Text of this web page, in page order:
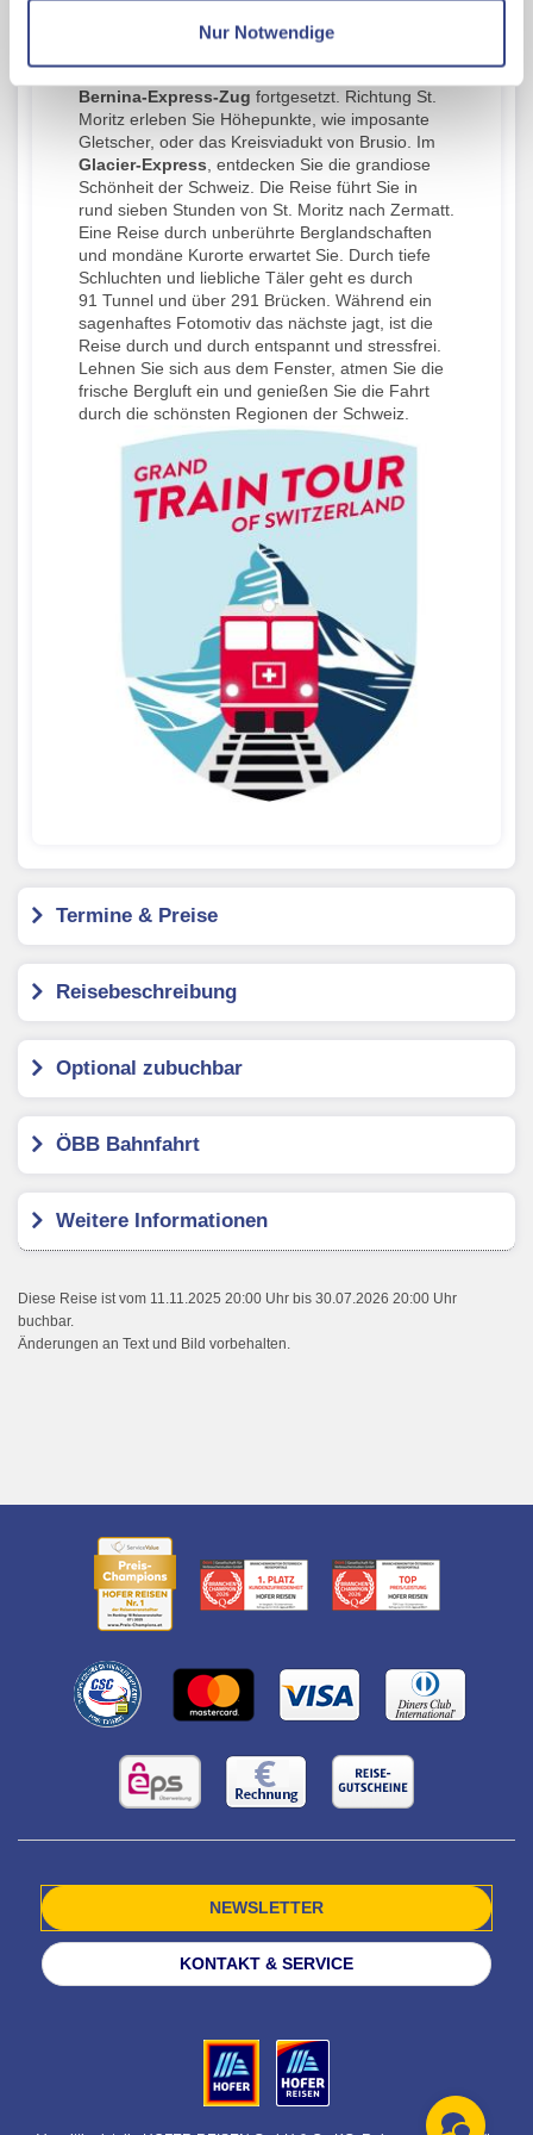
Mit Klick auf "Alles erlauben" stimmen Sie der
Verwendung der Cookies & Plugins auf unseren
Webseiten zu.
Nur Notwendige
Ihren Natur- und Kulturschätzen als UNESCO-
Welterbe eingestuft. Auch den Luganersee sowie
bestaunen können. Die Reise wird mit dem
Bernina-Express-Zug fortgesetzt. Richtung St.
Moritz erleben Sie Höhepunkte, wie imposante
Gletscher, oder das Kreisviadukt von Brusio. Im
Glacier-Express , entdecken Sie die grandiose
Schönheit der Schweiz. Die Reise führt Sie in
rund sieben Stunden von St. Moritz nach Zermatt.
Eine Reise durch unberührte Berglandschaften
und mondäne Kurorte erwartet Sie. Durch tiefe
Schluchten und liebliche Täler geht es durch
91 Tunnel und über 291 Brücken. Während ein
sagenhaftes Fotomotiv das nächste jagt, ist die
Reise durch und durch entspannt und stressfrei.
Lehnen Sie sich aus dem Fenster, atmen Sie die
frische Bergluft ein und genießen Sie die Fahrt
durch die schönsten Regionen der Schweiz.
Termine & Preise
Reisebeschreibung
Optional zubuchbar
ÖBB Bahnfahrt
Weitere Informationen
Diese Reise ist vom 11.11.2025 20:00 Uhr bis 30.07.2026 20:00 Uhr
buchbar.
Änderungen an Text und Bild vorbehalten.
NEWSLETTER
KONTAKT & SERVICE